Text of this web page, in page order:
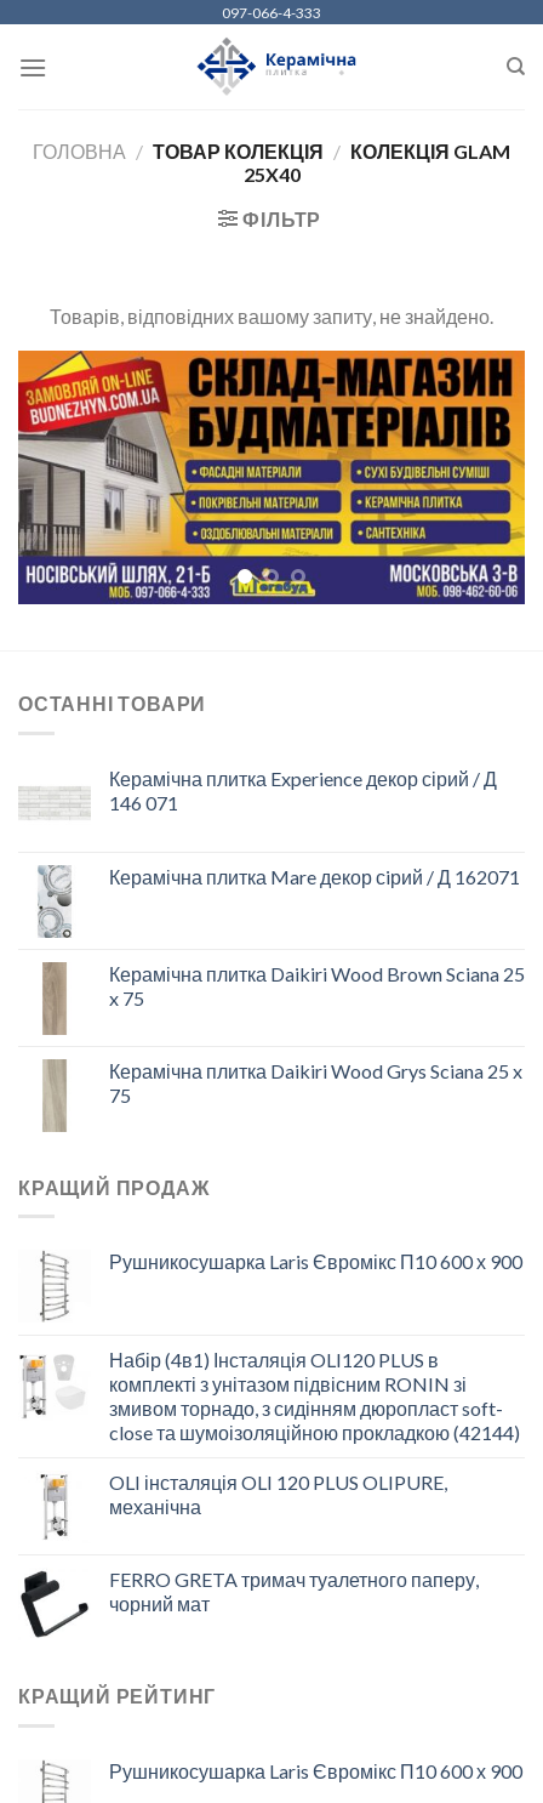
content
097-066-4-333
ГОЛОВНА / ТОВАР КОЛЕКЦІЯ / КОЛЕКЦІЯ GLAM
25X40
ФІЛЬТР
Товарів, відповідних вашому запиту, не знайдено.
ОСТАННІ ТОВАРИ
Керамічна плитка Experience декор сірий / Д
146 071
Керамічна плитка Mare декор сiрий / Д 162071
Керамічна плитка Daikiri Wood Brown Sciana 25
x 75
Керамічна плитка Daikiri Wood Grys Sciana 25 x
75
КРАЩИЙ ПРОДАЖ
Рушникосушарка Laris Євромікс П10 600 х 900
Набір (4в1) Інсталяція OLI120 PLUS в
комплекті з унітазом підвісним RONIN зі
змивом торнадо, з сидінням дюропласт soft-
close та шумоізоляційною прокладкою (42144)
OLI інсталяція OLI 120 PLUS OLIPURE,
механічна
FERRO GRETA тримач туалетного паперу,
чорний мат
КРАЩИЙ РЕЙТИНГ
Рушникосушарка Laris Євромікс П10 600 х 900